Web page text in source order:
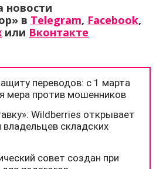
новости
в Telegram, Facebook,
или Вконтакте